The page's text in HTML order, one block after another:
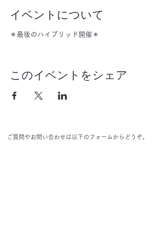
イベントについて
＊最後のハイブリッド開催＊
このイベントをシェア
ご質問やお問い合わせは以下のフォームからどうぞ。